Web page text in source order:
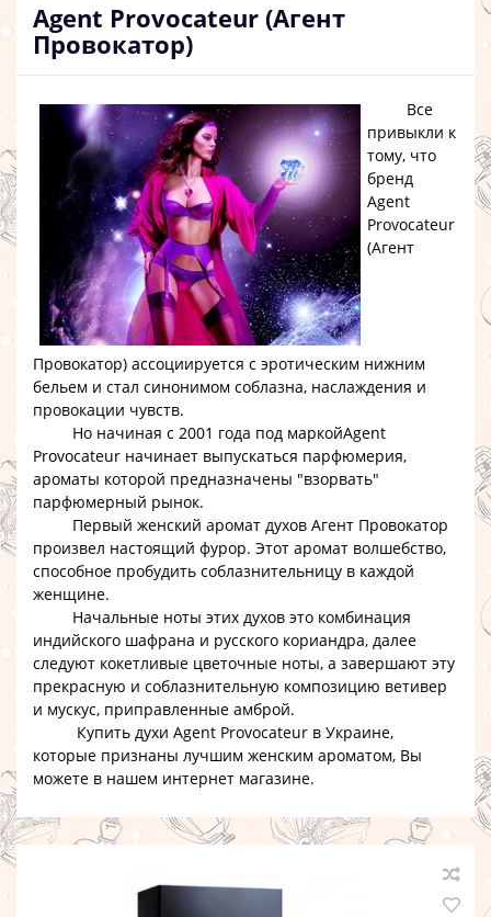
Agent Provocateur (Агент
Провокатор)
Все
привыкли к
тому, что
бренд
Agent
Provocateur
(Агент
Провокатор) ассоциируется с эротическим нижним
бельем и стал синонимом соблазна, наслаждения и
провокации чувств.
Но начиная с 2001 года под маркойAgent
Provocateur начинает выпускаться парфюмерия,
ароматы которой предназначены "взорвать"
парфюмерный рынок.
Первый женский аромат духов Агент Провокатор
произвел настоящий фурор. Этот аромат волшебство,
способное пробудить соблазнительницу в каждой
женщине.
Начальные ноты этих духов это комбинация
индийского шафрана и русского кориандра, далее
следуют кокетливые цветочные ноты, а завершают эту
прекрасную и соблазнительную композицию ветивер
и мускус, приправленные амброй.
Купить духи Agent Provocateur в Украине,
которые признаны лучшим женским ароматом, Вы
можете в нашем интернет магазине.